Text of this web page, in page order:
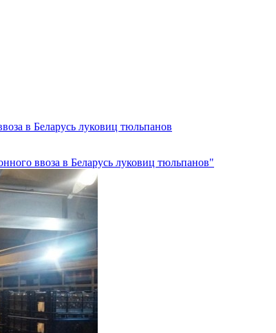
в Беларусь луковиц тюльпанов
ввоза в Беларусь луковиц тюльпанов"